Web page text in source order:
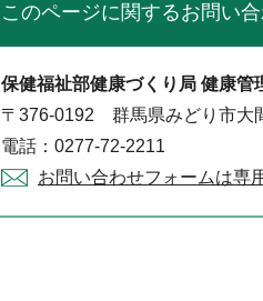
このページに関するお問い
保健福祉部健康づくり局 健康管
〒376-0192 群馬県みどり市大
電話：0277-72-2211
お問い合わせフォームは専